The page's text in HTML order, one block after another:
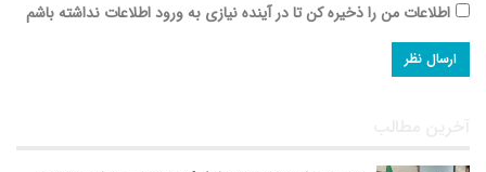
اطلاعات من را ذخیره کن تا در آینده نیازی به ورود اطلاعات نداشته باشم
آخرین مطالب